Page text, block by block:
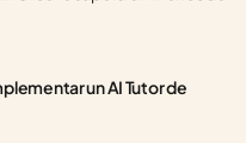
un AI Tutor de